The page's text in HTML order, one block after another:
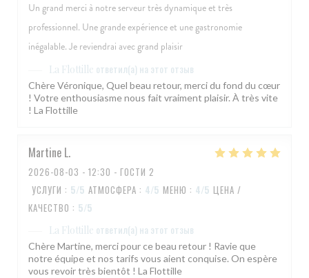
Un grand merci à notre serveur très dynamique et très
professionnel. Une grande expérience et une gastronomie
inégalable. Je reviendrai avec grand plaisir
La Flottille ответил(а) на этот отзыв
Chère Véronique, Quel beau retour, merci du fond du cœur
! Votre enthousiasme nous fait vraiment plaisir. À très vite
! La Flottille
Martine L
2026-08-03 - 12:30 - ГОСТИ 2
УСЛУГИ : 5/5 АТМОСФЕРА : 4/5 МЕНЮ : 4/5 ЦЕНА /
КАЧЕСТВО : 5/5
La Flottille ответил(а) на этот отзыв
Chère Martine, merci pour ce beau retour ! Ravie que
notre équipe et nos tarifs vous aient conquise. On espère
vous revoir très bientôt ! La Flottille